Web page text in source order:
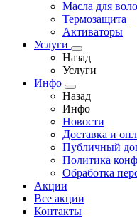
Масла для
Термозащита
Активаторы
Услуги
Назад
Услуги
Инфо
Назад
Инфо
Новости
Доставка и
Публичный
Политика
Обработка
Акции
Все акции
Контакты